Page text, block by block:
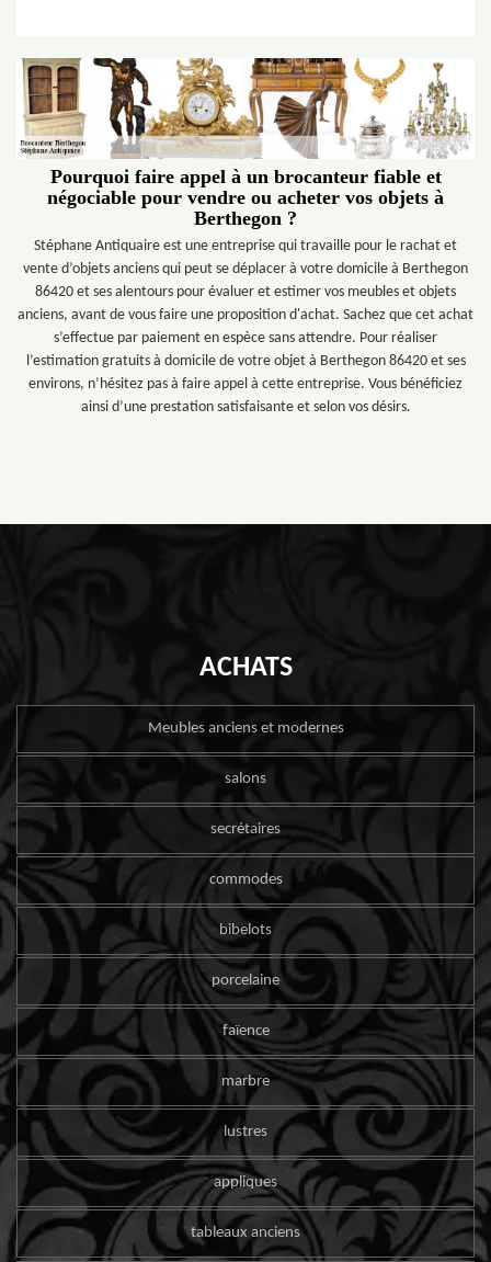
Pourquoi faire appel à un brocanteur fiable et
négociable pour vendre ou acheter vos objets à
Berthegon ?
Stéphane Antiquaire est une entreprise qui travaille pour le rachat et
vente d’objets anciens qui peut se déplacer à votre domicile à Berthegon
86420 et ses alentours pour évaluer et estimer vos meubles et objets
anciens, avant de vous faire une proposition d'achat. Sachez que cet achat
s’effectue par paiement en espèce sans attendre. Pour réaliser
l’estimation gratuits à domicile de votre objet à Berthegon 86420 et ses
environs, n’hésitez pas à faire appel à cette entreprise. Vous bénéficiez
ainsi d’une prestation satisfaisante et selon vos désirs.
ACHATS
Meubles anciens et modernes
salons
secrétaires
commodes
bibelots
porcelaine
faïence
marbre
lustres
appliques
tableaux anciens